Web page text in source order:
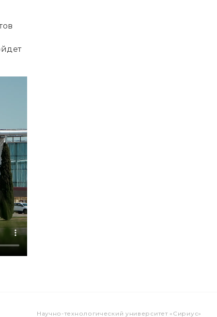
Научно-технологический университет «Сириус»